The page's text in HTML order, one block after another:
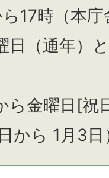
17時（本
日（通年）と
ら金曜日[祝
から 1月3